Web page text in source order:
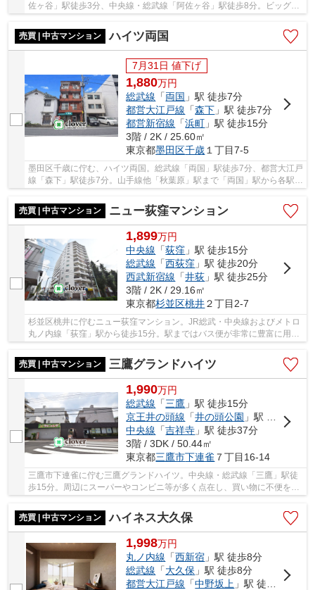
佐ヶ谷」駅徒歩3分、中央線・総武線「阿佐ヶ谷」駅徒歩8分。ビッグタ
売買 | 中古マンション
ハイツ両国
7月31日 値下げ
1,880万円
総武線 「両国 」駅 徒歩7分
都営大江戸線 「森下 」駅 徒歩7分
都営新宿線 「浜町 」駅 徒歩15分
3階 / 2K / 25.60㎡
東京都墨田区千歳 １丁目7-5
墨田区千歳に佇む、ハイツ両国。総武線「両国」駅徒歩7分、都営大江戸
線「森下」駅徒歩7分。山手線他「秋葉原」駅まで「両国」駅から各駅で
売買 | 中古マンション
ニュー荻窪マンション
1,899万円
中央線 「荻窪 」駅 徒歩15分
総武線 「西荻窪 」駅 徒歩20分
西武新宿線 「井荻 」駅 徒歩25分
3階 / 2K / 29.16㎡
東京都杉並区桃井２丁目2-7
杉並区桃井に佇むニュー荻窪マンション。JR総武・中央線およびメトロ
丸ノ内線「荻窪」駅から徒歩15分。駅まではバス便が非常に豊富に用意
売買 | 中古マンション
三鷹グランドハイツ
1,990万円
総武線 「三鷹 」駅 徒歩15分
京王井の頭線 「井の頭公園 」駅 徒歩35分
中央線 「吉祥寺 」駅 徒歩37分
3階 / 3DK / 50.44㎡
東京都三鷹市下連雀 ７丁目16-14
三鷹市下連雀に佇む三鷹グランドハイツ。中央線・総武線「三鷹」駅徒
歩15分。周辺にスーパーやコンビニ等が多く点在し、買い物に不便を感
じることはありません。近隣に美術館、連雀中...
売買 | 中古マンション
ハイネス大久保
1,998万円
丸ノ内線 「西新宿 」駅 徒歩8分
総武線 「大久保 」駅 徒歩8分
都営大江戸線 「中野坂上 」駅 徒歩11分